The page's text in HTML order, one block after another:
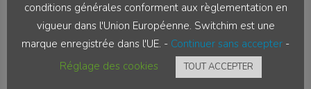
conditions générales conforment aux règlementation en
vigueur dans l'Union Européenne. Switchim est une
marque enregistrée dans l'UE. - Continuer sans accepter -
Réglage des cookies
TOUT ACCEPTER